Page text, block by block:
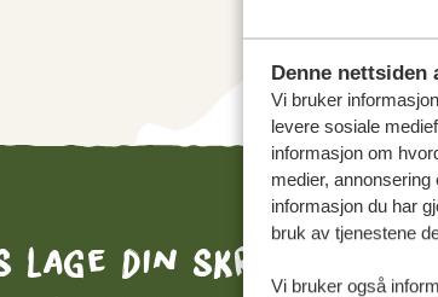
Denne nettsiden
Vi bruker
levere sosiale
informasjon om
medier,
informasjon du har
bruk av tjenestene
Vi bruker også
lage din